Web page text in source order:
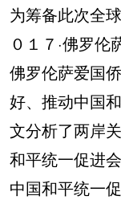
为筹备此次全
０１７·佛罗
佛罗伦萨爱国
好、推动中国
文分析了两岸
和平统一促进
中国和平统一